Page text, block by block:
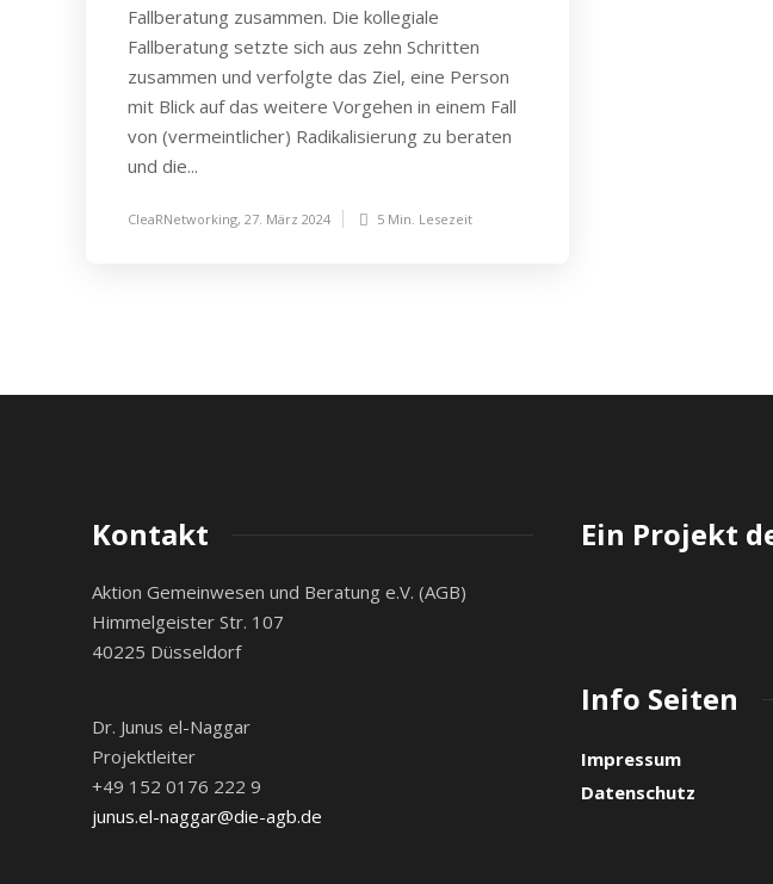
Fallberatung zusammen. Die kollegiale
Fallberatung setzte sich aus zehn Schritten
zusammen und verfolgte das Ziel, eine Person
mit Blick auf das weitere Vorgehen in einem Fall
von (vermeintlicher) Radikalisierung zu beraten
und die...
CleaRNetworking, 27. März 2024 5 Min. Lesezeit
Kontakt
Aktion Gemeinwesen und Beratung e.V. (AGB)
Himmelgeister Str. 107
40225 Düsseldorf
Dr. Junus el-Naggar
Projektleiter
+49 152 0176 222 9
junus.el-naggar@die-agb.de
Ein Projekt
Info Seiten
Impressum
Datenschutz